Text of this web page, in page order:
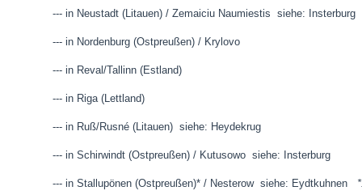
--- in Neustadt (Litauen) / Zemaiciu Naumiestis siehe: Insterburg
--- in Nordenburg (Ostpreußen) / Krylovo
--- in Reval/Tallinn (Estland)
--- in Riga (Lettland)
--- in Ruß/Rusné (Litauen) siehe: Heydekrug
--- in Schirwindt (Ostpreußen) / Kutusowo siehe: Insterburg
--- in Stallupönen (Ostpreußen)* / Nesterow siehe: Eydtkuhnen